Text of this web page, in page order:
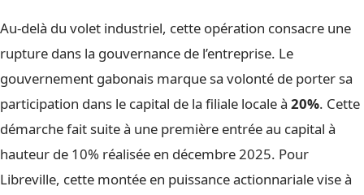
Au-delà du volet industriel, cette opération consacre une
rupture dans la gouvernance de l’entreprise. Le
gouvernement gabonais marque sa volonté de porter sa
participation dans le capital de la filiale locale à 20%. Cette
démarche fait suite à une première entrée au capital à
hauteur de 10% réalisée en décembre 2025. Pour
Libreville, cette montée en puissance actionnariale vise à